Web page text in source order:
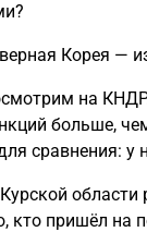
Корея —
на
больше,
сравнения: у
кто пришёл на